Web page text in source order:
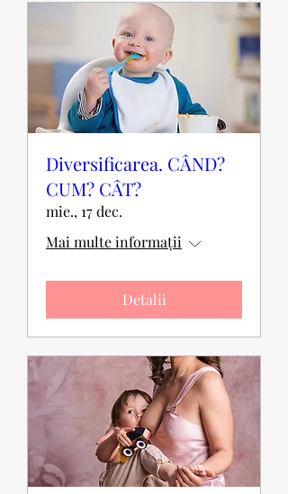
Diversificarea. CÂND?
CUM? CÂT?
mie., 17 dec.
Mai multe informații
Detalii